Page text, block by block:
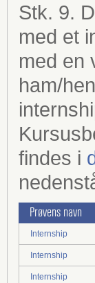
Stk. 9.
med et
med en
ham/
findes i
Prøvens navn
Internship
Internship
Internship